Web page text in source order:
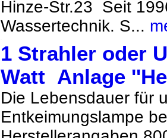
Hinze-Str.23 Seit
Wassertechnik. S...
1 Strahler oder
Watt Anlage
Die Lebensdauer für
Entkeimungslampe